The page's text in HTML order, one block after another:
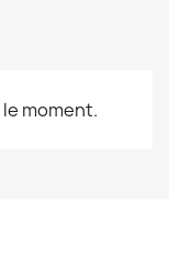
moment.